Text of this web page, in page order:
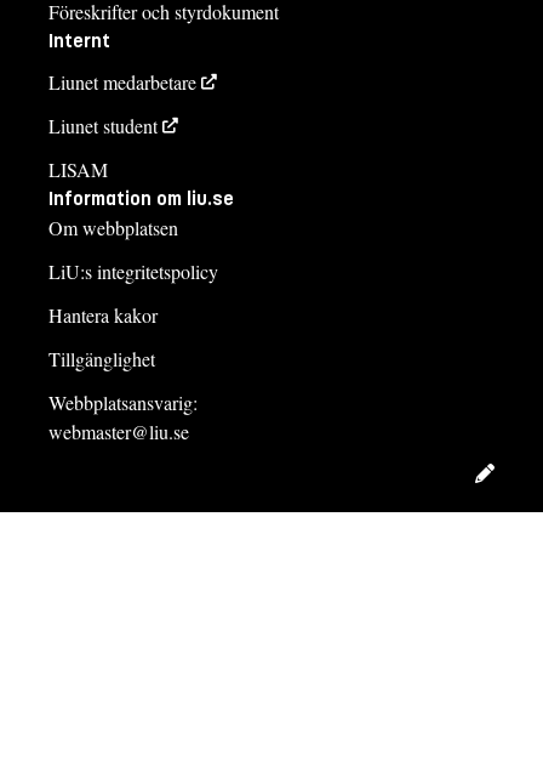
Föreskrifter och styrdokument
Internt
Liunet medarbetare
Liunet student
LISAM
Information om liu.se
Om webbplatsen
LiU:s integritetspolicy
Hantera kakor
Tillgänglighet
Webbplatsansvarig:
webmaster@liu.se